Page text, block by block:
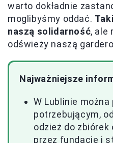
warto dokładnie
moglibyśmy oddać.
naszą solidarność, ale
odświeży naszą
Najważniejsze
W Lublinie można
potrzebującym,
odzież do zbiórek
przez fundacje i